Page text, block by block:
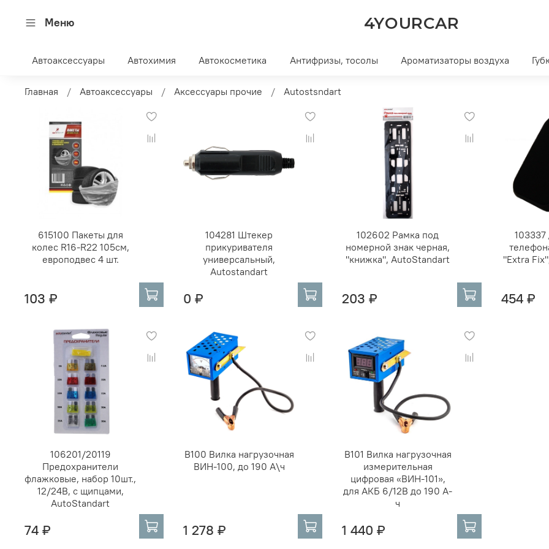
Меню 4YOURCAR
Автоаксессуары Автохимия Автокосметика Антифризы, тосолы Ароматизаторы воздуха
Главная Автоаксессуары Аксессуары прочие Autostsndart
615100 Пакеты для
колес R16-R22 105см,
европодвес 4 шт.
103 ₽
104281 Штекер
прикуривателя
универсальный,
Autostandart
0 ₽
102602 Рамка под
номерной знак черная,
"книжка", AutoStandart
203 ₽
"Extra
454 ₽
106201/20119
Предохранители
флажковые, набор 10шт.,
12/24В, с щипцами,
AutoStandart
74 ₽
В100 Вилка нагрузочная
ВИН-100, до 190 А\ч
1 278 ₽
В101 Вилка нагрузочная
измерительная
цифровая «ВИН-101»,
для АКБ 6/12В до 190 А-
ч
1 440 ₽